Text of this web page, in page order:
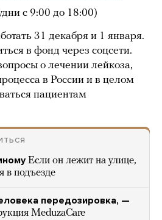
с 9:00 до 18:00)
31 декабря и 1 января.
в фонд через соцсети.
о лечении лейкоза,
в России и в целом
пациентам
Если он лежит на улице,
в подъезде
передозировка, —
MeduzaCare